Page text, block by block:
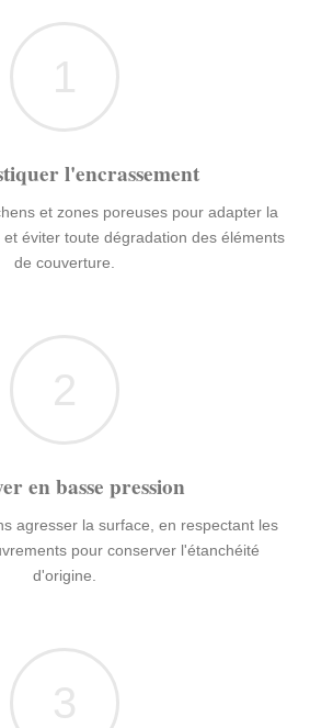
1
l'encrassement
et zones poreuses pour adapter la
éviter toute dégradation des éléments
de couverture.
2
en basse pression
agresser la surface, en respectant les
pour conserver l'étanchéité
d'origine.
3